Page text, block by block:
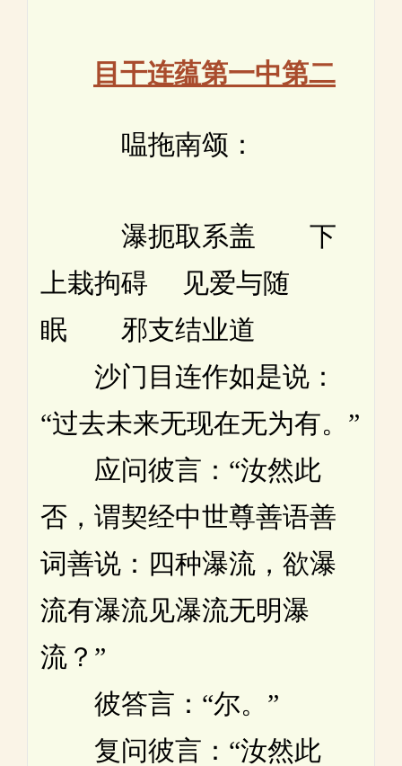
目干连蕴第一中第二
嗢拖南颂：
瀑扼取系盖 下
上栽拘碍 见爱与随
眠 邪支结业道
沙门目连作如是说：
“过去未来无现在无为有。”
应问彼言：“汝然此
否，谓契经中世尊善语善
词善说：四种瀑流，欲瀑
流有瀑流见瀑流无明瀑
流？”
彼答言：“尔。”
复问彼言：“汝然此